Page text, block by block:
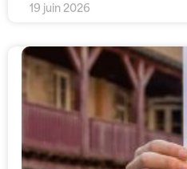
19 juin 2026